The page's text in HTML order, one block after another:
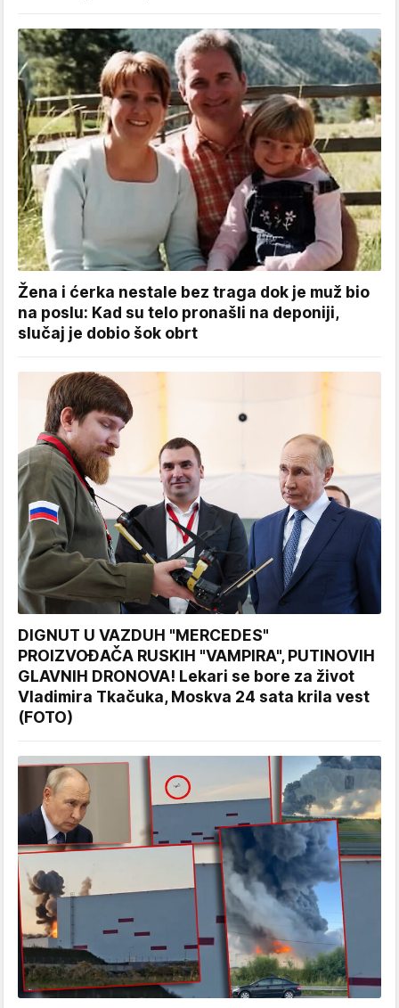
Žena i ćerka nestale bez traga dok je muž bio
na poslu: Kad su telo pronašli na deponiji,
slučaj je dobio šok obrt
DIGNUT U VAZDUH "MERCEDES"
PROIZVOĐAČA RUSKIH "VAMPIRA", PUTINOVIH
GLAVNIH DRONOVA! Lekari se bore za život
Vladimira Tkačuka, Moskva 24 sata krila vest
(FOTO)